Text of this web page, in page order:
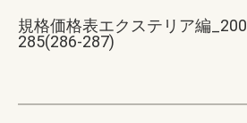
規格価格表エクステリア編
285(286-287)